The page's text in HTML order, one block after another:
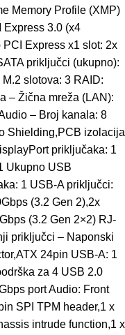
Memory Profile (XMP)
Express 3.0 (x4
Express x1 slot: 2x
priključci (ukupno):
slotova: 3 RAID:
– Žična mreža (LAN):
– Broj kanala: 8
Shielding,PCB izolacija
priključaka: 1
Ukupno USB
1 USB-A priključci:
(3.2 Gen 2),2x
(3.2 Gen 2×2) RJ-
priključci – Naponski
24pin USB-A: 1
za 4 USB 2.0
port Audio: Front
SPI TPM header,1 x
intrude function,1 x